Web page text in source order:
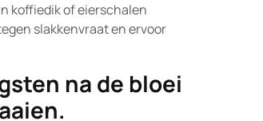
koffiedik of eierschalen
slakkenvraat en ervoor
na de bloei